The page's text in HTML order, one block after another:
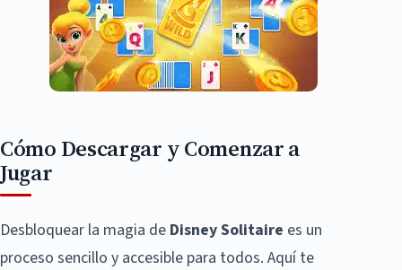
Cómo Descargar y Comenzar a
Jugar
Desbloquear la magia de Disney Solitaire es un
proceso sencillo y accesible para todos. Aquí te